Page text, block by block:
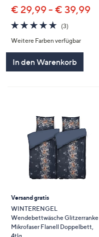
€ 29,99 - € 39,99
4.7
von
5
(3)
Weitere Farben verfügbar
In den Warenkorb
Versand gratis
WINTERENGEL
Wendebettwäsche Glitzerranke
Mikrofaser Flanell Doppelbett,